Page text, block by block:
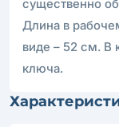
существенно
Длина в
виде – 52 см. В
ключа.